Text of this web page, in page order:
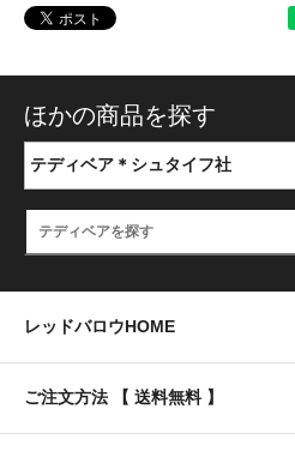
ほかの商品を探す
レッドバロウHOME
ご注文方法 【 送料無料 】